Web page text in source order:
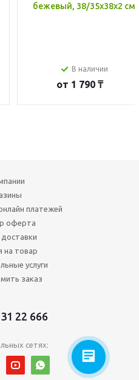
бежевый, 38/35x38x2 см
В наличии
от 1 790 ₸
платежей
оферта
на товар
услуги
заказ
22 666
сетях: